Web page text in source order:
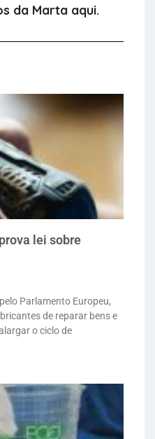
da Marta aqui.
lei sobre
Parlamento Europeu,
de reparar bens e
o ciclo de